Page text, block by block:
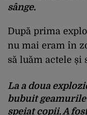
sânge.
După prima
nu mai eram în
să luăm actele și
La a doua
bubuit geamurile
speiat copii. A